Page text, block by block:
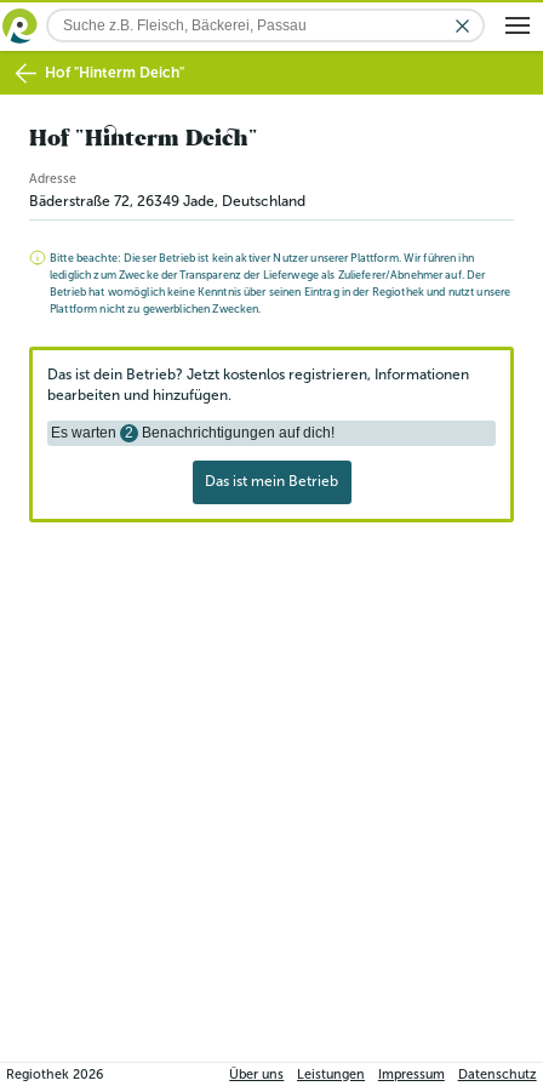
Hof "Hinterm Deich"
Hof "Hinterm Deich"
Adresse
Bäderstraße 72, 26349 Jade, Deutschland
Bitte beachte: Dieser Betrieb ist kein aktiver Nutzer unserer Plattform. Wir führen ihn
lediglich zum Zwecke der Transparenz der Lieferwege als Zulieferer/Abnehmer auf. Der
Betrieb hat womöglich keine Kenntnis über seinen Eintrag in der Regiothek und nutzt unsere
Plattform nicht zu gewerblichen Zwecken.
Das ist dein Betrieb? Jetzt kostenlos registrieren, Informationen
bearbeiten und hinzufügen.
Es warten 2 Benachrichtigungen auf dich!
Das ist mein Betrieb
Regiothek2026 Über uns Leistungen Impressum Datenschutz